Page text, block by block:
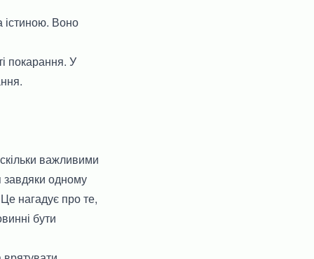
істиною. Воно
покарання. У
важливими
завдяки одному
нагадує про те,
бути